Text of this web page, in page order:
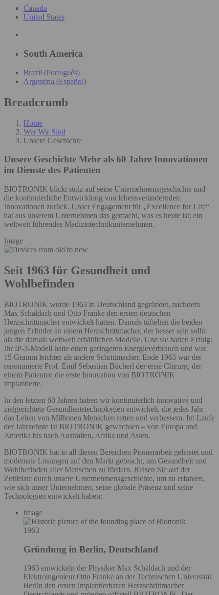
Canada
United States
South America
Brazil (Português)
Argentina (Español)
Breadcrumb
Home
Wer Wir Sind
Unsere Geschichte
Unsere Geschichte Mehr als 60 Jahre Innovationen
im Dienste des Patienten
BIOTRONIK blickt stolz auf seine Unternehmensgeschichte und
die kontinuierliche Entwicklung von lebensverändernden
Innovationen zurück. Unser Engagement für „Excellence for Life“
hat aus unserem Unternehmen das gemacht, was es heute ist: ein
weltweit führendes Medizintechnikunternehmen.
Image
Seit 1963 für Gesundheit und
Wohlbefinden
BIOTRONIK wurde 1963 in Deutschland gegründet, nachdem
Max Schaldach und Otto Franke den ersten deutschen
Herzschrittmacher entwickelt hatten. Damals tüftelten die beiden
jungen Erfinder an einem Herzschrittmacher, der besser sein sollte
als die damals weltweit erhältlichen Modelle. Und sie hatten Erfolg:
Ihr IP-3-Modell hatte einen geringeren Energieverbrauch und war
15 Gramm leichter als andere Schrittmacher. Ende 1963 war der
renommierte Prof. Emil Sebastian Bücherl der erste Chirurg, der
einem Patienten die erste Innovation von BIOTRONIK
implantierte.
In den letzten 60 Jahren haben wir kontinuierlich innovative und
zielgerichtete Gesundheitstechnologien entwickelt, die jedes Jahr
das Leben von Millionen Menschen retten und verbessern. Im Laufe
der Jahrzehnte ist BIOTRONIK gewachsen – von Europa und
Amerika bis nach Australien, Afrika und Asien.
BIOTRONIK hat in all diesen Bereichen Pionierarbeit geleistet und
modernste Lösungen auf den Markt gebracht, um Gesundheit und
Wohlbefinden aller Menschen zu fördern. Reisen Sie auf der
Zeitleiste durch unsere Unternehmensgeschichte, um zu erfahren,
wie sich unser Unternehmen, seine globale Präsenz und seine
Technologien entwickelt haben:
Image
1963
Gründung in Berlin, Deutschland
1963 entwickeln der Physiker Max Schaldach und der
Elektroingenieur Otto Franke an der Technischen Universität
Berlin den ersten implantierbaren Herzschrittmacher